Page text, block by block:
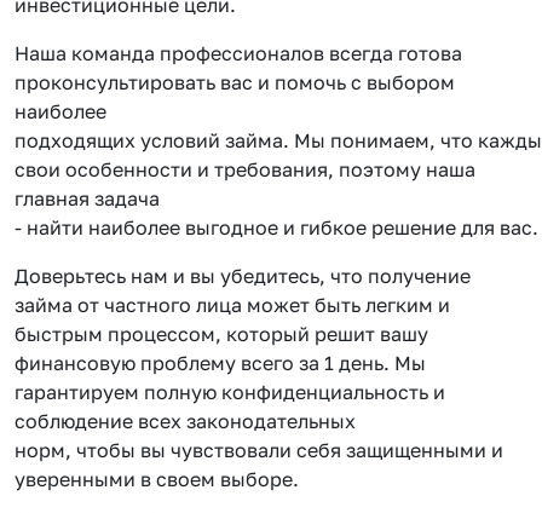
Наша команда профессионалов всегда готова
проконсультировать вас и помочь с выбором
наиболее
подходящих условий займа. Мы понимаем, что
свои особенности и требования, поэтому наша
главная задача
- найти наиболее выгодное и гибкое решение для вас.
Доверьтесь нам и вы убедитесь, что получение
займа от частного лица может быть легким и
быстрым процессом, который решит вашу
финансовую проблему всего за 1 день. Мы
гарантируем полную конфиденциальность и
соблюдение всех законодательных
норм, чтобы вы чувствовали себя защищенными и
уверенными в своем выборе.